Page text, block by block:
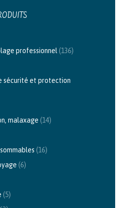
professionnel(136)
sécurité et protection
malaxage (14)
(16)
(6)
(5)